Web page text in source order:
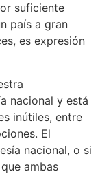
suficiente
país a gran
es expresión
nacional y está
inútiles, entre
El
nacional, o si
ambas